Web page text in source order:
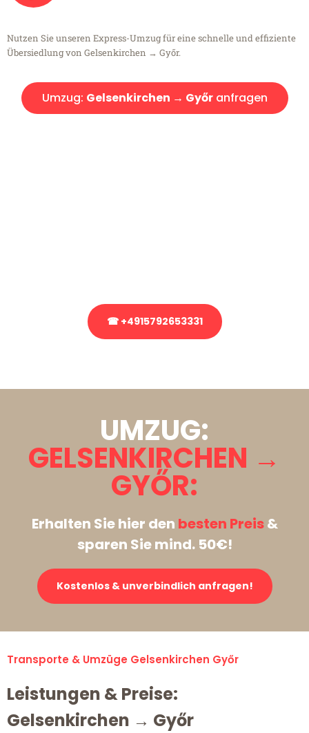
Nutzen Sie unseren Express-Umzug für eine schnelle und effiziente
Übersiedlung von Gelsenkirchen → Győr.
Umzug: Gelsenkirchen → Győranfragen
☎ +4915792653331
UMZUG:
GELSENKIRCHEN →
GYŐR:
Erhalten Sie hier den besten Preis&
sparen Sie mind. 50€!
Kostenlos & unverbindlich anfragen!
Transporte & Umzüge Gelsenkirchen Győr
Leistungen & Preise:
Gelsenkirchen → Győr